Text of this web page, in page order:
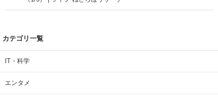
カテゴリ一覧
IT・科学
エンタメ